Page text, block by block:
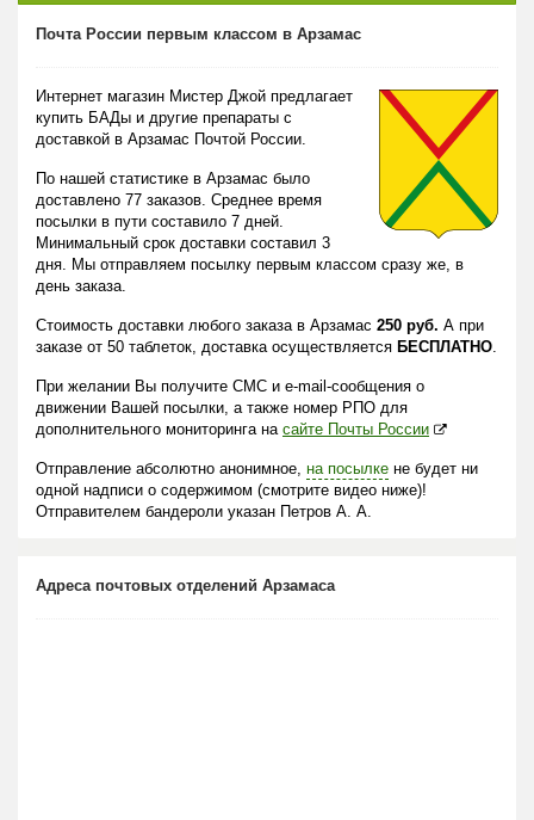
Почта России первым классом в Арзамас
Интернет магазин Мистер Джой предлагает
купить БАДы и другие препараты с
доставкой в Арзамас Почтой России.
По нашей статистике в Арзамас было
доставлено 77 заказов. Среднее время
посылки в пути составило 7 дней.
Минимальный срок доставки составил 3
дня. Мы отправляем посылку первым классом сразу же, в
день заказа.
Стоимость доставки любого заказа в Арзамас 250 руб. А при
заказе от 50 таблеток, доставка осуществляется БЕСПЛАТНО.
При желании Вы получите СМС и e-mail-сообщения о
движении Вашей посылки, а также номер РПО для
дополнительного мониторинга на сайте Почты России
Отправление абсолютно анонимное, на посылке не будет ни
одной надписи о содержимом (смотрите видео ниже)!
Отправителем бандероли указан Петров А. А.
Адреса почтовых отделений Арзамаса